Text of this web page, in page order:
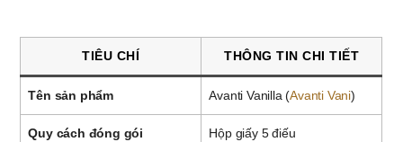
TIÊU CHÍ THÔNG TIN CHI TIẾT
Tên sản phẩm Avanti Vanilla (Avanti Vani)
Quy cách đóng gói Hộp giấy 5 điếu